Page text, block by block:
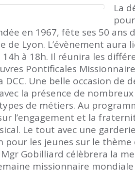
La
en 1967, fête ses 50 ans
de Lyon. L’évènement aura
à 18h. Il réunira les
Pontificales
DCC. Une belle occasion de
la présence de
de métiers. Au
l’engagement et la
Le tout avec une
pour les jeunes sur le thème
Gobilliard célèbrera la
missionnaire